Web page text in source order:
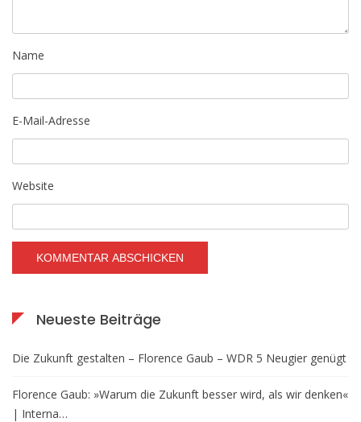
Name
E-Mail-Adresse
Website
Neueste Beiträge
Die Zukunft gestalten – Florence Gaub – WDR 5 Neugier genügt
Florence Gaub: »Warum die Zukunft besser wird, als wir denken«
| Interna…